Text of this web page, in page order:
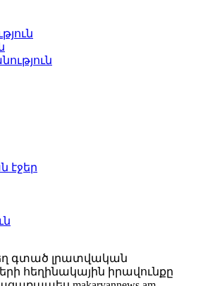
էջեր
գտած լրատվական
հեղինակային իրավունքը